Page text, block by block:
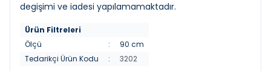
degişimi ve iadesi yapılamamaktadır.
Ürün Filtreleri
Ölçü
:
90 cm
Tedarikçi Ürün Kodu
: 3202